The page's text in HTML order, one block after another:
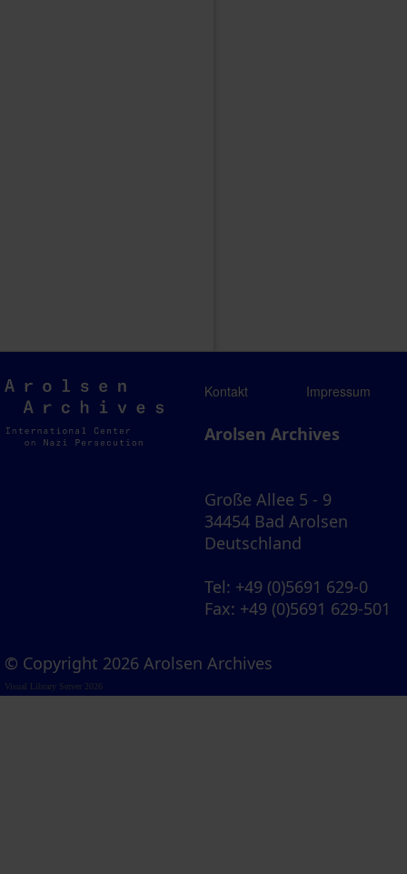
Arolsen
Archives
Kontakt Impressum
Arolsen Archives
Große Allee 5 - 9
34454 Bad Arolsen
Deutschland
Tel: +49 (0)5691 629-0
Fax: +49 (0)5691 629-501
© Copyright 2026 Arolsen Archives
Visual Library Server 2026